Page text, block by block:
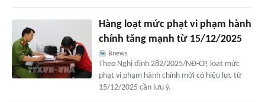
Hàng loạt mức phạt vi phạm hành
chính tăng mạnh từ 15/12/2025
Bnews
Theo Nghị định 282/2025/NĐ-CP, loạt mức
phạt vi phạm hành chính mới có hiệu lực từ
15/12/2025 cần lưu ý.